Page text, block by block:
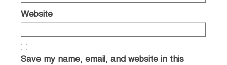
Website
Save my name, email, and website in this